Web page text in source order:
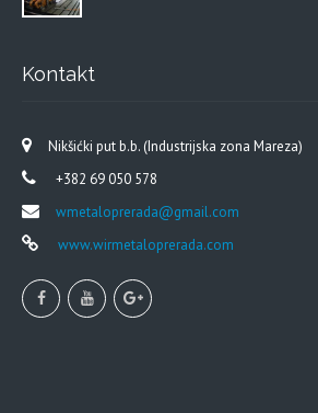
Kontakt
Nikšićki put b.b. (Industrijska zona Mareza)
+382 69 050 578
wmetaloprerada@gmail.com
www.wirmetaloprerada.com